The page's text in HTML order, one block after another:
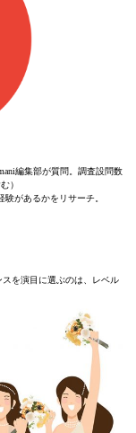
編集部が質問。調査設問数
）
があるかをリサーチ。
を演目に選ぶのは、レベル